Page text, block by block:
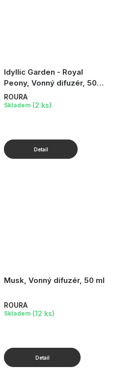
Idyllic Garden - Royal
Peony, Vonný difuzér, 50
ml
ROURA
Skladem (2 ks)
Musk, Vonný difuzér, 50 ml
ROURA
Skladem (12 ks)